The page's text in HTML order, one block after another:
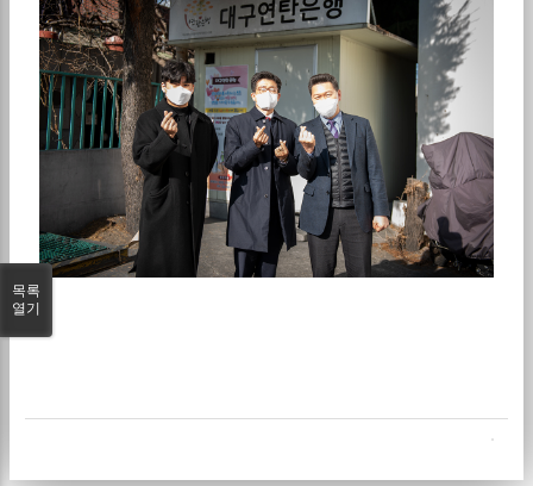
목록
열기
Sketchbook5, 스케치북5